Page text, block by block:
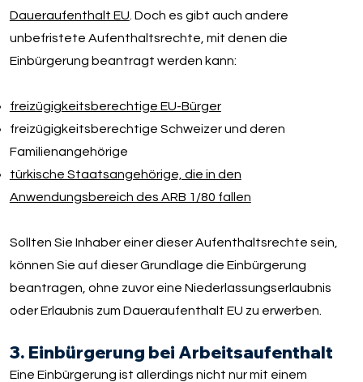
Daueraufenthalt EU . Doch es gibt auch andere
unbefristete Aufenthaltsrechte, mit denen die
Einbürgerung beantragt werden kann:
freizügigkeitsberechtige EU-Bürger
freizügigkeitsberechtige Schweizer und deren
Familienangehörige
türkische Staatsangehörige, die in den
Anwendungsbereich des ARB 1/80 fallen
Sollten Sie Inhaber einer dieser Aufenthaltsrechte sein,
können Sie auf dieser Grundlage die Einbürgerung
beantragen, ohne zuvor eine Niederlassungserlaubnis
oder Erlaubnis zum Daueraufenthalt EU zu erwerben.
3. Einbürgerung bei Arbeitsaufenthalt
Eine Einbürgerung ist allerdings nicht nur mit einem